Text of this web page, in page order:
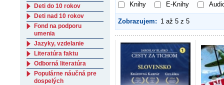
Knihy
E-Knihy
Zobrazujem: 1 až 5 z 5
Deti do 10 rokov
Deti nad 10 rokov
Fond na podporu
umenia
Jazyky, vzdelanie
Literatúra faktu
Odborná literatúra
Populárne náučná pre
dospelých